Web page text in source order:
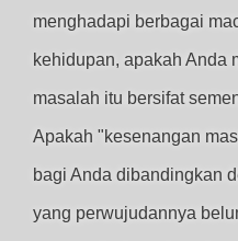
menghadapi berbagai
kehidupan, apakah Anda
masalah itu bersifat
Apakah "kesenangan
bagi Anda dibandingkan
yang perwujudannya